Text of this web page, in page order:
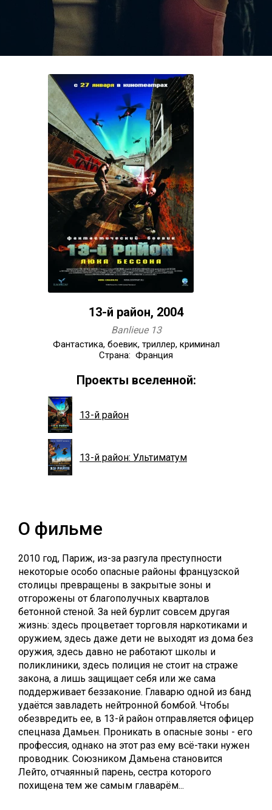
13-й район, 2004
Banlieue 13
Фантастика, боевик, триллер, криминал
Страна: Франция
Проекты вселенной:
13-й район
13-й район: Ультиматум
О фильме
2010 год, Париж, из-за разгула преступности
некоторые особо опасные районы французской
столицы превращены в закрытые зоны и
отгорожены от благополучных кварталов
бетонной стеной. За ней бурлит совсем другая
жизнь: здесь процветает торговля наркотиками и
оружием, здесь даже дети не выходят из дома без
оружия, здесь давно не работают школы и
поликлиники, здесь полиция не стоит на страже
закона, а лишь защищает себя или же сама
поддерживает беззаконие. Главарю одной из банд
удаётся завладеть нейтронной бомбой. Чтобы
обезвредить ее, в 13-й район отправляется офицер
спецназа Дамьен. Проникать в опасные зоны - его
профессия, однако на этот раз ему всё-таки нужен
проводник. Союзником Дамьена становится
Лейто, отчаянный парень, сестра которого
похищена тем же самым главарём...